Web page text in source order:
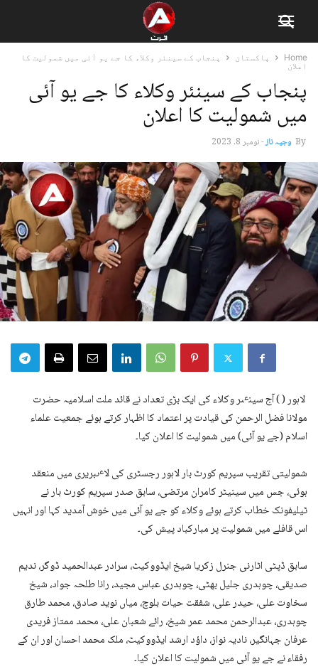
Home پاکستان
پنجاب کے سینئر وکلاء کا جے یو آئی میں شمولیت کا
اعلان
پنجاب کے سینئر وکلاء کا جے یو آئی
میں شمولیت کا اعلان
By وجیہ ناز-نومبر 8, 2023
لاہور ( ) آج سینٸر وکلاء کی ایک بڑی تعداد نے قائد ملت اسلامیہ حضرت
مولانا فضل الرحمن کی قیادت پر اعتماد کا اظہار کرتے ہوئے جمعیت علماء
اسلام (جے یو آئی) میں شمولیت کا اعلان کیا۔
شمولیتی تقریب سپریم کورٹ بار لاہور رجسٹری کی لاٸبریری میں منعقد
ہوئی، جس میں سینیٹر کامران مرتضی، سابق صدر سپریم کورٹ بار نے
ٹیلیفونک خطاب کرتے ہوئے وکلاء کو جے یو آئی میں خوش آمدید کہا اور انہیں
اس قافلے میں شمولیت پر مبارکباد پیش کی۔
سابق ڈپٹی اٹارنی جنرل زکریا شیخ ایڈووکیٹ، سرادر عبدالحمید ڈوگر، ندیم
صدیقی، چوہدری جلیل بھٹی، چوہدری عباس مجید، رانا طلحہ جواد، شیخ
سخاوت علی، حیدر علی، شفقت حیات بلوچ، میاں نوید صادق، محمد طارق
چوہدری، عبدالرحمن محمد عمر شیخ، رائے شعبان علی، محمد ممتاز فریدی
عرفان جہانگیر، نادیہ نواز، داؤد ارشد ایڈووکیٹ، ملک محمد احسان اور ان کے
رفقاء نے جے یو آئی میں شمولیت کا اعلان کیا۔